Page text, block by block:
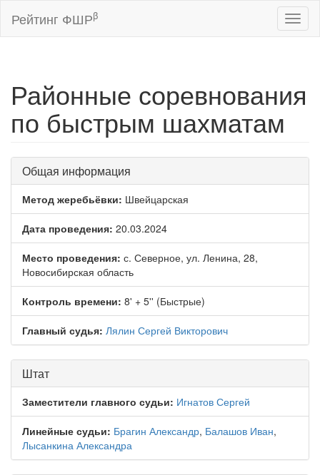
Рейтинг ФШРβ
Районные соревнования
по быстрым шахматам
Общая информация
Метод жеребьёвки: Швейцарская
Дата проведения: 20.03.2024
Место проведения: с. Северное, ул. Ленина, 28,
Новосибирская область
Контроль времени: 8' + 5'' (Быстрые)
Главный судья: Лялин Сергей Викторович
Штат
Заместители главного судьи: Игнатов Сергей
Линейные судьи: Брагин Александр, Балашов Иван,
Лысанкина Александра